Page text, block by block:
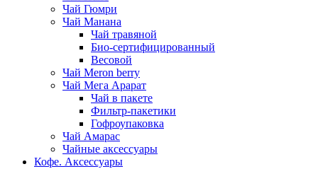
Чай Гюмри
Чай Манана
Чай травяной
Био-сертифицированный
Весовой
Чай Meron berry
Чай Мега Арарат
Чай в пакете
Фильтр-пакетики
Гофроупаковка
Чай Амарас
Чайные аксессуары
Кофе. Аксессуары